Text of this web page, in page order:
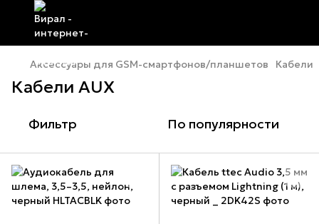
Аксессуары для GSM-смартфонов/планшетов Кабели
Кабели AUX
Фильтр По популярности